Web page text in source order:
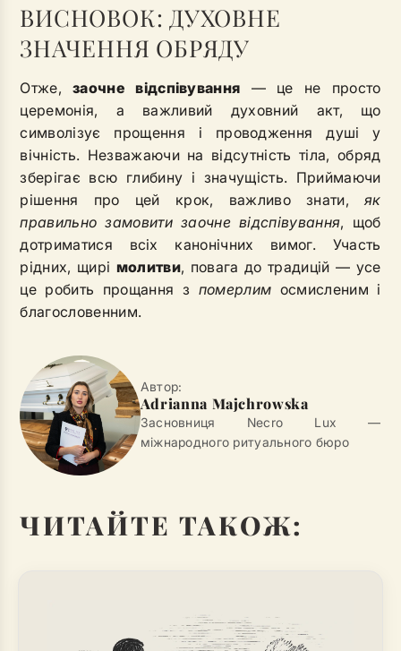
ВИСНОВОК: ДУХОВНЕ
ЗНАЧЕННЯ ОБРЯДУ
Отже,заочне відспівування — це не просто
церемонія, а важливий духовний акт, що
символізує прощення і проводження душі у
вічність. Незважаючи на відсутність тіла, обряд
зберігає всю глибину і значущість. Приймаючи
рішення про цей крок, важливо знати, як
правильно замовити заочне відспівування, щоб
дотриматися всіх канонічних вимог. Участь
рідних, щирі молитви, повага до традицій — усе
це робить прощання з померлим осмисленим і
благословенним.
Автор:
Adrianna Majchrowska
Засновниця Necro Lux —
міжнародного ритуального бюро
ЧИТАЙТЕ ТАКОЖ: